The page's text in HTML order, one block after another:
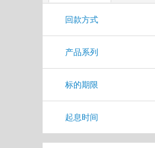
回款方式
产品系列
标的期限
起息时间